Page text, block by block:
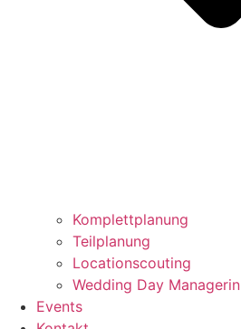
Komplettplanung
Teilplanung
Locationscouting
Wedding Day Managerin
Events